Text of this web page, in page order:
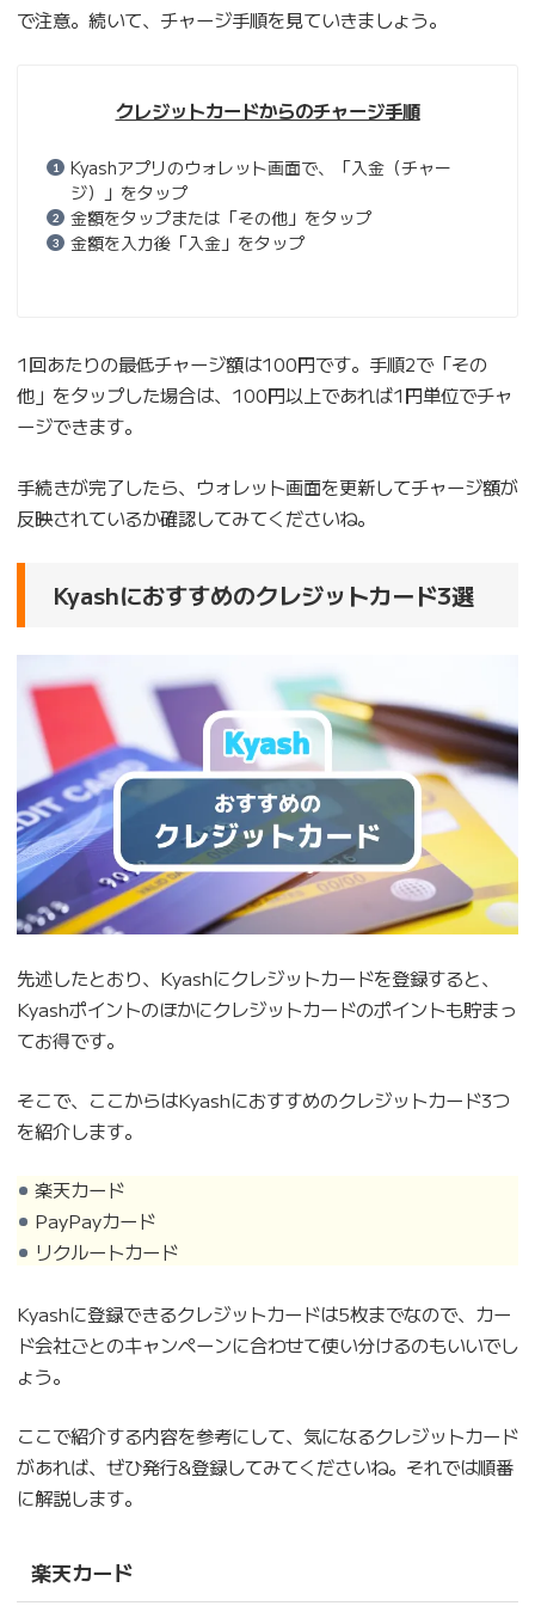
で注意。続いて、チャージ手順を見ていきましょう。
クレジットカードからのチャージ手順
Kyashアプリのウォレット画面で、「入金（チャー
ジ）」をタップ
金額をタップまたは「その他」をタップ
金額を入力後「入金」をタップ
1回あたりの最低チャージ額は100円です。手順2で「その
他」をタップした場合は、100円以上であれば1円単位でチャ
ージできます。
手続きが完了したら、ウォレット画面を更新してチャージ額が
反映されているか確認してみてくださいね。
Kyashにおすすめのクレジットカード3選
先述したとおり、Kyashにクレジットカードを登録すると、
Kyashポイントのほかにクレジットカードのポイントも貯まっ
てお得です。
そこで、ここからはKyashにおすすめのクレジットカード3つ
を紹介します。
楽天カード
PayPayカード
リクルートカード
Kyashに登録できるクレジットカードは5枚までなので、カー
ド会社ごとのキャンペーンに合わせて使い分けるのもいいでし
ょう。
ここで紹介する内容を参考にして、気になるクレジットカード
があれば、ぜひ発行&登録してみてくださいね。それでは順番
に解説します。
楽天カード